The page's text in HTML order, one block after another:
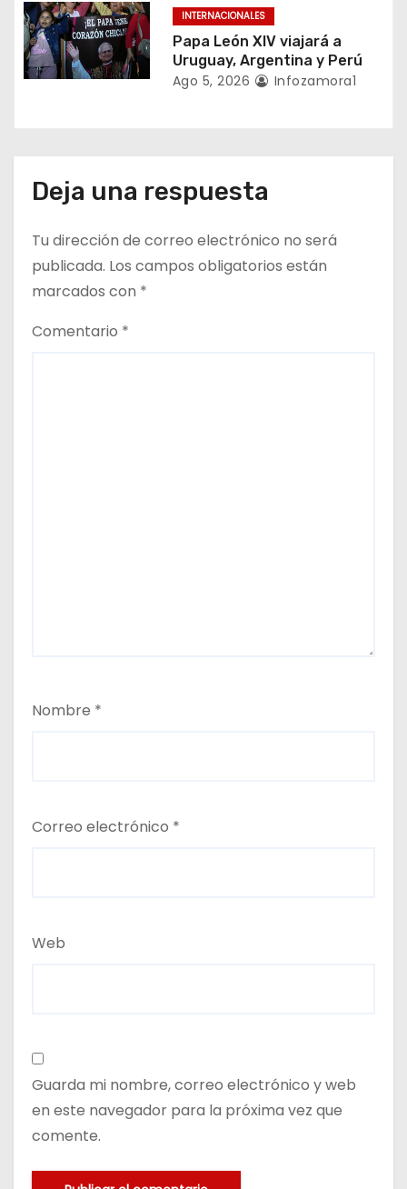
d
a
INTERNACIONALES
Papa León XIV viajará a
Uruguay, Argentina y Perú
Ago 5, 2026 Infozamora1
Deja una respuesta
Tu dirección de correo electrónico no será
publicada. Los campos obligatorios están
marcados con *
Comentario *
Nombre *
Correo electrónico *
Web
Guarda mi nombre, correo electrónico y web
en este navegador para la próxima vez que
comente.